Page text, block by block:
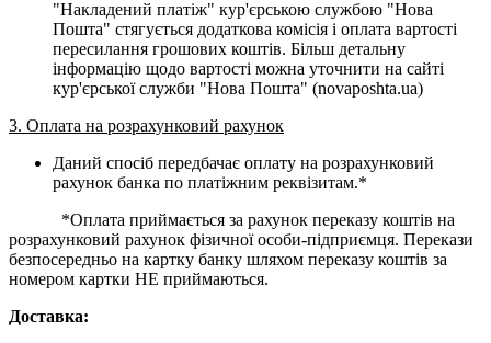
"Накладений платіж" кур'єрською службою "Нова
Пошта" стягується додаткова комісія і оплата вартості
пересилання грошових коштів. Більш детальну
інформацію щодо вартості можна уточнити на сайті
кур'єрської служби "Нова Пошта" (novaposhta.ua)
3. Оплата на розрахунковий рахунок
Даний спосіб передбачає оплату на розрахунковий
рахунок банка по платіжним реквізитам.*
*Оплата приймається за рахунок переказу коштів на
розрахунковий рахунок фізичної особи-підприємця. Перекази
безпосередньо на картку банку шляхом переказу коштів за
номером картки НЕ приймаються.
Доставка: